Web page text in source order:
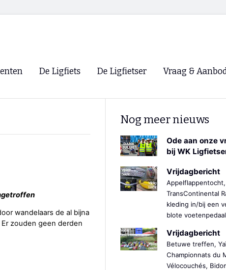
2026
De Ligfiets De Ligfietser
Ligfietsvereninging NVHPV
Lokale Fietsverenigingen
EHPVA & EuSupino 🡺
Forum ligfietsers.nl 🡺
Vraag &
wandelaars de al bijna
zouden geen derden
Nog meer nieuws
Ode aan onze
bij WK
Vrijdagbericht
Appelflappentocht,
TransContinental
kleding in/bij een
blote
Vrijdagbericht
Betuwe treffen,
Championnats du
Vélocouchés,